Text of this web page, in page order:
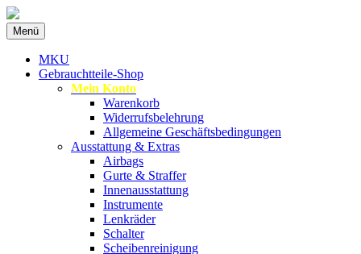
MKU Autoteile
Ersatzteile
Menü Zum
Inhalt
springen
MKU
Gebrauchtteile-Shop
Mein Konto
Warenkorb
Widerrufsbelehrung
Allgemeine Geschäftsbedingungen
Ausstattung & Extras
Airbags
Gurte & Straffer
Innenausstattung
Instrumente
Lenkräder
Schalter
Scheibenreinigung